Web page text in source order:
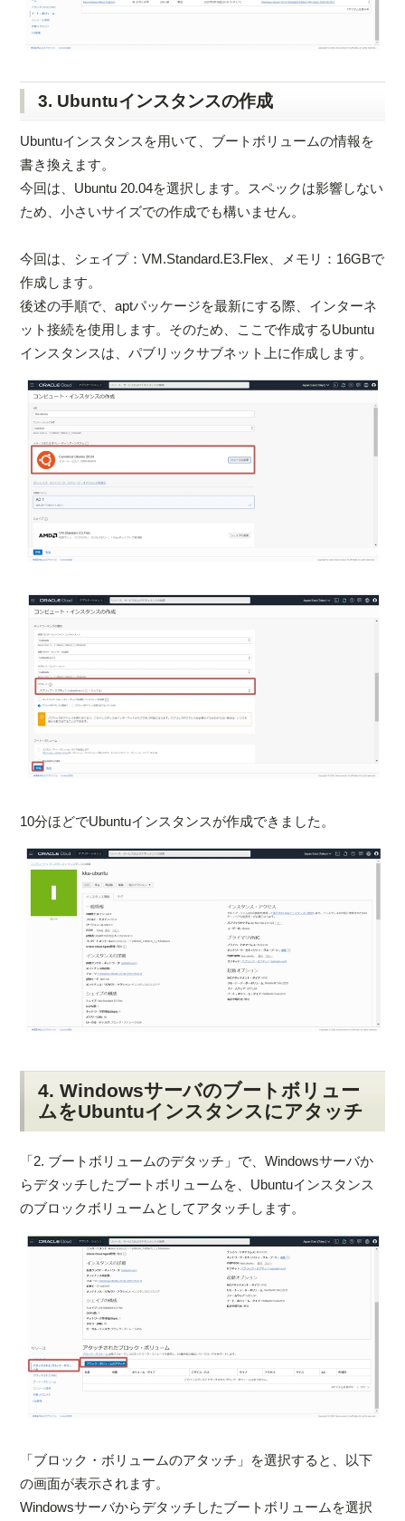
3. Ubuntuインスタンスの作成
Ubuntuインスタンスを用いて、ブートボリュームの情報を
書き換えます。
今回は、Ubuntu 20.04を選択します。スペックは影響しない
ため、小さいサイズでの作成でも構いません。
今回は、シェイプ：VM.Standard.E3.Flex、メモリ：16GBで
作成します。
後述の手順で、aptパッケージを最新にする際、インターネ
ット接続を使用します。そのため、ここで作成するUbuntu
インスタンスは、パブリックサブネット上に作成します。
10分ほどでUbuntuインスタンスが作成できました。
4. Windowsサーバのブートボリュー
ムをUbuntuインスタンスにアタッチ
「2. ブートボリュームのデタッチ」で、Windowsサーバか
らデタッチしたブートボリュームを、Ubuntuインスタンス
のブロックボリュームとしてアタッチします。
「ブロック・ボリュームのアタッチ」を選択すると、以下
の画面が表示されます。
Windowsサーバからデタッチしたブートボリュームを選択